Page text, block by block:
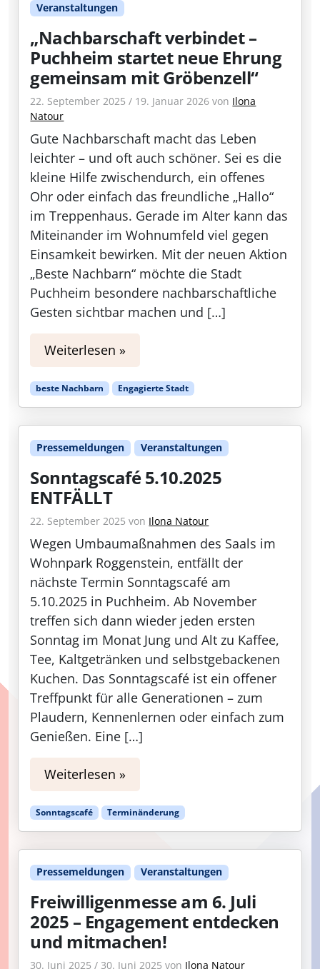
Veranstaltungen
„Nachbarschaft verbindet –
Puchheim startet neue Ehrung
gemeinsam mit Gröbenzell“
22. September 2025 / 19. Januar 2026 von Ilona
Natour
Gute Nachbarschaft macht das Leben
leichter – und oft auch schöner. Sei es die
kleine Hilfe zwischendurch, ein offenes
Ohr oder einfach das freundliche „Hallo“
im Treppenhaus. Gerade im Alter kann das
Miteinander im Wohnumfeld viel gegen
Einsamkeit bewirken. Mit der neuen Aktion
„Beste Nachbarn“ möchte die Stadt
Puchheim besondere nachbarschaftliche
Gesten sichtbar machen und […]
Weiterlesen »
beste Nachbarn Engagierte Stadt
Pressemeldungen Veranstaltungen
Sonntagscafé 5.10.2025
ENTFÄLLT
22. September 2025 von Ilona Natour
Wegen Umbaumaßnahmen des Saals im
Wohnpark Roggenstein, entfällt der
nächste Termin Sonntagscafé am
5.10.2025 in Puchheim. Ab November
treffen sich dann wieder jeden ersten
Sonntag im Monat Jung und Alt zu Kaffee,
Tee, Kaltgetränken und selbstgebackenen
Kuchen. Das Sonntagscafé ist ein offener
Treffpunkt für alle Generationen – zum
Plaudern, Kennenlernen oder einfach zum
Genießen. Eine […]
Weiterlesen »
Sonntagscafé Terminänderung
Pressemeldungen Veranstaltungen
Freiwilligenmesse am 6. Juli
2025 – Engagement entdecken
und mitmachen!
30. Juni 2025 / 30. Juni 2025 von Ilona Natour